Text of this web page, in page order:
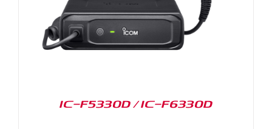
IC-F5330D / IC-F6330D